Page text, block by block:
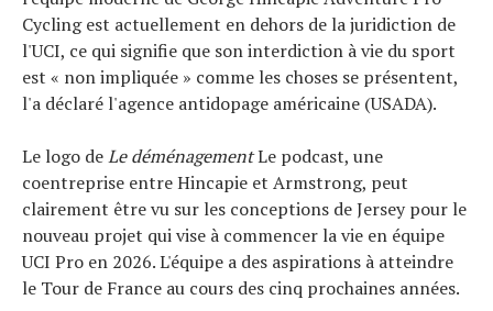
Cycling est actuellement en dehors de la juridiction de
l'UCI, ce qui signifie que son interdiction à vie du sport
est « non impliquée » comme les choses se présentent,
l'a déclaré l'agence antidopage américaine (USADA).
Le logo deLe déménagementLe podcast, une
coentreprise entre Hincapie et Armstrong, peut
clairement être vu sur les conceptions de Jersey pour le
nouveau projet qui vise à commencer la vie en équipe
UCI Pro en 2026. L'équipe a des aspirations à atteindre
le Tour de France au cours des cinq prochaines années.
Tous nos articles
À propos